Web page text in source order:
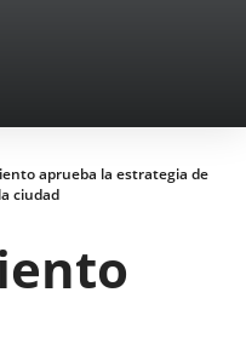
aprueba la estrategia de
ciudad